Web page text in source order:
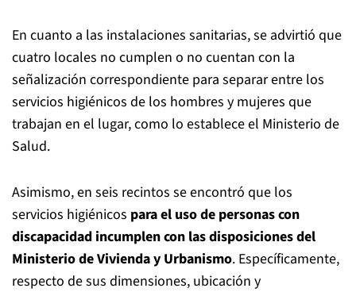
En cuanto a las instalaciones sanitarias, se advirtió que
cuatro locales no cumplen o no cuentan con la
señalización correspondiente para separar entre los
servicios higiénicos de los hombres y mujeres que
trabajan en el lugar, como lo establece el Ministerio de
Salud.
Asimismo, en seis recintos se encontró que los
servicios higiénicos para el uso de personas con
discapacidad incumplen con las disposiciones del
Ministerio de Vivienda y Urbanismo. Específicamente,
respecto de sus dimensiones, ubicación y